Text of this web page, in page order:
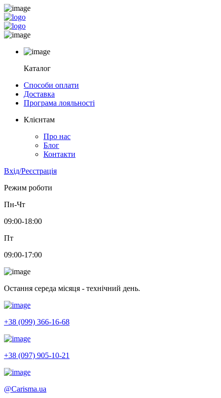
Каталог
Способи оплати
Доставка
Програма лояльності
Клієнтам
Про нас
Блог
Контакти
Вхід/Реєстрація
Режим роботи
Пн-Чт
09:00-18:00
Пт
09:00-17:00
Остання середа місяця - технічний день.
+38 (099) 366-16-68
+38 (097) 905-10-21
@Carisma.ua